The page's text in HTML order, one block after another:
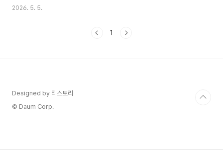
봇 관련주'가 3일 연속 상한가를 기록하는 것을 보고 충동적으로 매수했습니
테마주 급등락의 원리와 뇌동매매를 막는 실전 체크리스트를 상세히 공유드리
2026. 5. 5.
1
Designed by 티스토리
© Daum Corp.